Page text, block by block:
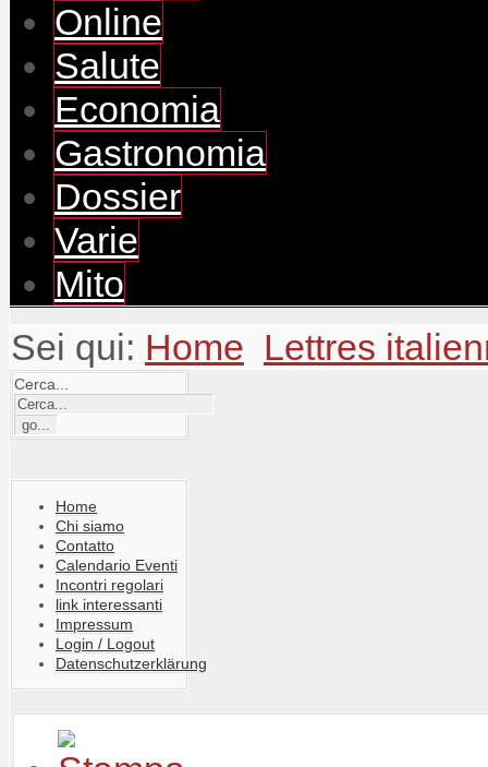
Online
Salute
Economia
Gastronomia
Dossier
Varie
Mito
Sei qui: Home Lettres
Cerca...
Home
Chi siamo
Contatto
Calendario Eventi
Incontri regolari
link interessanti
Impressum
Login / Logout
Datenschutzerklärung